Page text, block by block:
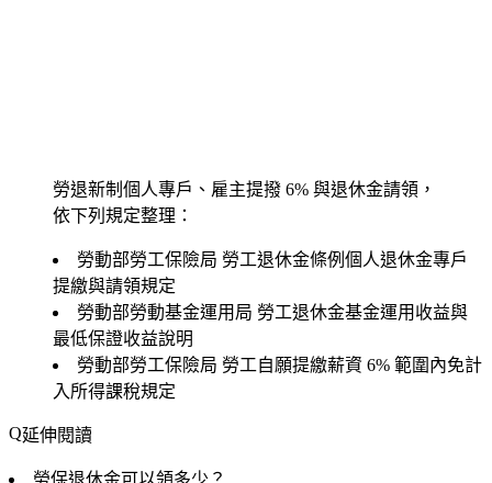
勞退新制個人專戶、雇主提撥 6% 與退休金請領，
依下列規定整理：
勞動部勞工保險局 勞工退休金條例個人退休金專戶
提繳與請領規定
勞動部勞動基金運用局 勞工退休金基金運用收益與
最低保證收益說明
勞動部勞工保險局 勞工自願提繳薪資 6% 範圍內免計
入所得課稅規定
延伸閱讀
勞保退休金可以領多少？